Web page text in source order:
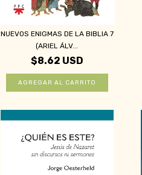
NUEVOS ENIGMAS DE LA BIBLIA 7
(ARIEL ÁLV...
$8.62 USD